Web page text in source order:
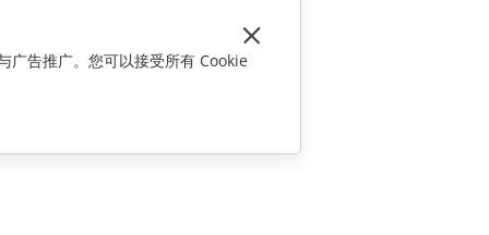
广告推广。您可以接受所有 Cookie